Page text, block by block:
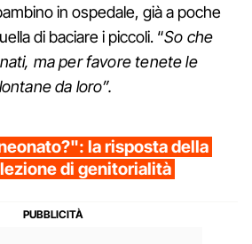
in ospedale, già a poche
di baciare i piccoli. “So che
ma per favore tenete le
da loro”.
la risposta della
di genitorialità